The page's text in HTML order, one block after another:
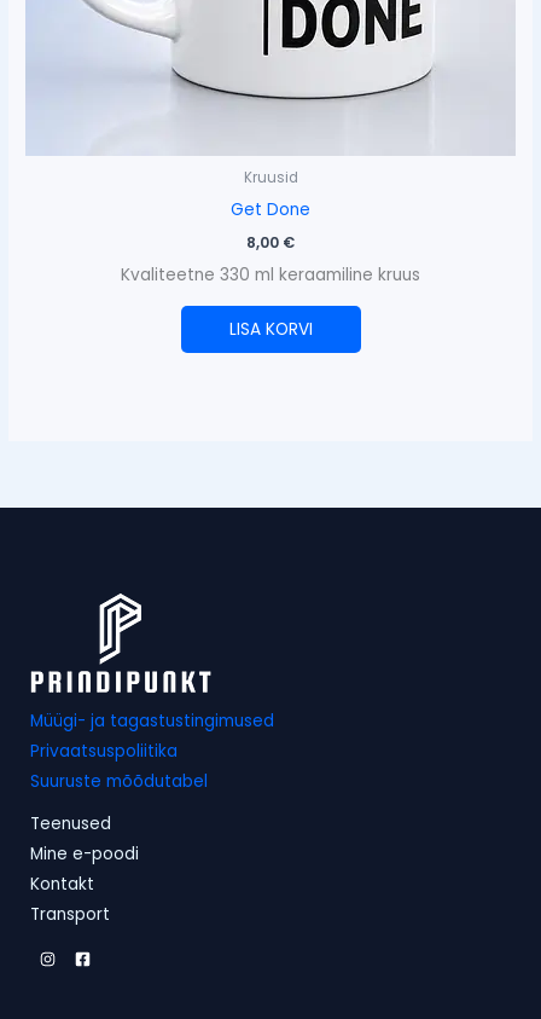
Kruusid
Get Done
8,00 €
Kvaliteetne 330 ml keraamiline kruus
LISA KORVI
Müügi- ja tagastustingimused
Privaatsuspoliitika
Suuruste mõõdutabel
Teenused
Mine e-poodi
Kontakt
Transport